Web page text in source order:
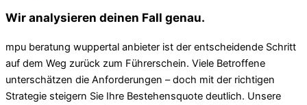
Wir analysieren deinen Fall genau.
mpu beratung wuppertal anbieter ist der entscheidende Schritt
auf dem Weg zurück zum Führerschein. Viele Betroffene
unterschätzen die Anforderungen – doch mit der richtigen
Strategie steigern Sie Ihre Bestehensquote deutlich. Unsere